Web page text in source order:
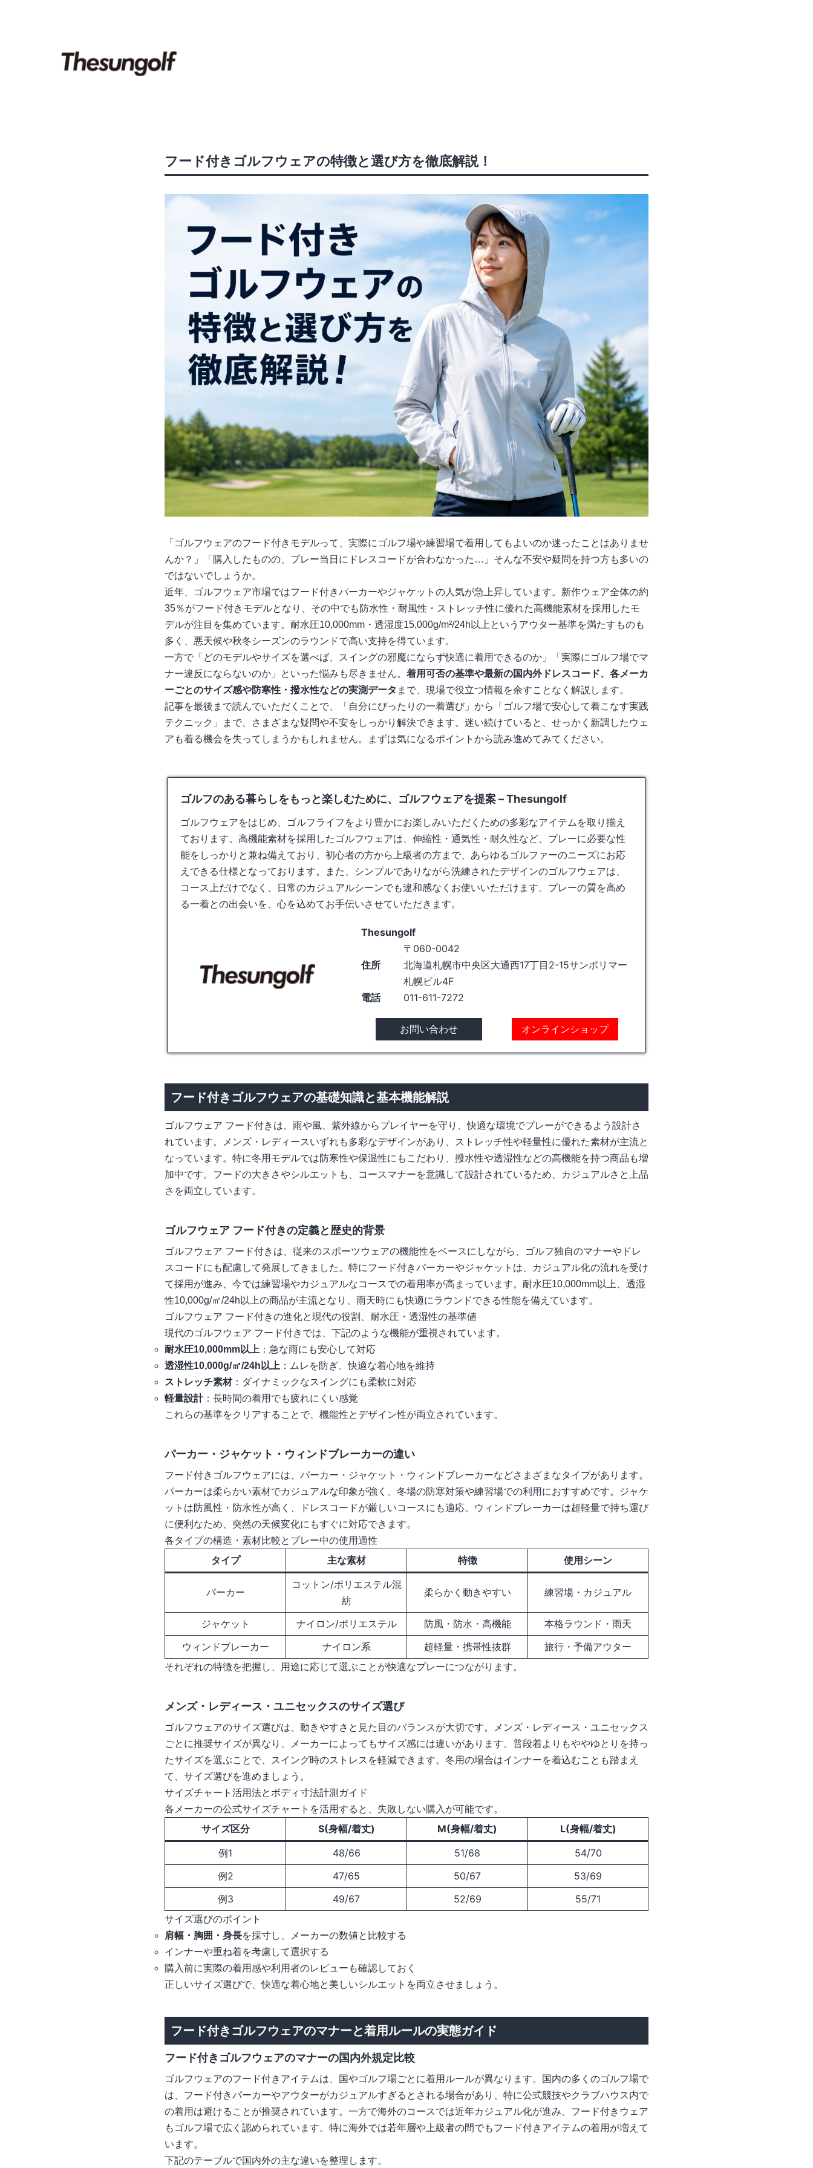
フード付きゴルフウェアの特徴と選び方を徹底解説！
「ゴルフウェアのフード付きモデルって、実際にゴルフ場や練習場で着用してもよいのか迷ったことはありませ
んか？」「購入したものの、プレー当日にドレスコードが合わなかった…」そんな不安や疑問を持つ方も多いの
ではないでしょうか。
近年、ゴルフウェア市場ではフード付きパーカーやジャケットの人気が急上昇しています。新作ウェア全体の約
35％がフード付きモデルとなり、その中でも防水性・耐風性・ストレッチ性に優れた高機能素材を採用したモ
デルが注目を集めています。耐水圧10,000mm・透湿度15,000g/m²/24h以上というアウター基準を満たすものも
多く、悪天候や秋冬シーズンのラウンドで高い支持を得ています。
一方で「どのモデルやサイズを選べば、スイングの邪魔にならず快適に着用できるのか」「実際にゴルフ場でマ
ナー違反にならないのか」といった悩みも尽きません。 着用可否の基準や最新の国内外ドレスコード、各メーカ
ーごとのサイズ感や防寒性・撥水性などの実測データ まで、現場で役立つ情報を余すことなく解説します。
記事を最後まで読んでいただくことで、「自分にぴったりの一着選び」から「ゴルフ場で安心して着こなす実践
テクニック」まで、さまざまな疑問や不安をしっかり解決できます。迷い続けていると、せっかく新調したウェ
アも着る機会を失ってしまうかもしれません。まずは気になるポイントから読み進めてみてください。
ゴルフのある暮らしをもっと楽しむために、ゴルフウェアを提案 – Thesungolf
ゴルフウェアをはじめ、ゴルフライフをより豊かにお楽しみいただくための多彩なアイテムを取り揃え
ております。高機能素材を採用したゴルフウェアは、伸縮性・通気性・耐久性など、プレーに必要な性
能をしっかりと兼ね備えており、初心者の方から上級者の方まで、あらゆるゴルファーのニーズにお応
えできる仕様となっております。また、シンプルでありながら洗練されたデザインのゴルフウェアは、
コース上だけでなく、日常のカジュアルシーンでも違和感なくお使いいただけます。プレーの質を高め
る一着との出会いを、心を込めてお手伝いさせていただきます。
Thesungolf
住所
〒060-0042
北海道札幌市中央区大通西17丁目2-15サンポリマー
札幌ビル4F
電話
011-611-7272
お問い合わせ オンラインショップ
フード付きゴルフウェアの基礎知識と基本機能解説
ゴルフウェア フード付きは、雨や風、紫外線からプレイヤーを守り、快適な環境でプレーができるよう設計さ
れています。メンズ・レディースいずれも多彩なデザインがあり、ストレッチ性や軽量性に優れた素材が主流と
なっています。特に冬用モデルでは防寒性や保温性にもこだわり、撥水性や透湿性などの高機能を持つ商品も増
加中です。フードの大きさやシルエットも、コースマナーを意識して設計されているため、カジュアルさと上品
さを両立しています。
ゴルフウェア フード付きの定義と歴史的背景
ゴルフウェア フード付きは、従来のスポーツウェアの機能性をベースにしながら、ゴルフ独自のマナーやドレ
スコードにも配慮して発展してきました。特にフード付きパーカーやジャケットは、カジュアル化の流れを受け
て採用が進み、今では練習場やカジュアルなコースでの着用率が高まっています。耐水圧10,000mm以上、透湿
性10,000g/㎡/24h以上の商品が主流となり、雨天時にも快適にラウンドできる性能を備えています。
ゴルフウェア フード付きの進化と現代の役割、耐水圧・透湿性の基準値
現代のゴルフウェア フード付きでは、下記のような機能が重視されています。
耐水圧10,000mm以上 ：急な雨にも安心して対応
透湿性10,000g/㎡/24h以上 ：ムレを防ぎ、快適な着心地を維持
ストレッチ素材：ダイナミックなスイングにも柔軟に対応
軽量設計：長時間の着用でも疲れにくい感覚
これらの基準をクリアすることで、機能性とデザイン性が両立されています。
パーカー・ジャケット・ウィンドブレーカーの違い
フード付きゴルフウェアには、パーカー・ジャケット・ウィンドブレーカーなどさまざまなタイプがあります。
パーカーは柔らかい素材でカジュアルな印象が強く、冬場の防寒対策や練習場での利用におすすめです。ジャケ
ットは防風性・防水性が高く、ドレスコードが厳しいコースにも適応。ウィンドブレーカーは超軽量で持ち運び
に便利なため、突然の天候変化にもすぐに対応できます。
各タイプの構造・素材比較とプレー中の使用適性
タイプ 主な素材 特徴 使用シーン
パーカー
コットン/ポリエステル混
紡
柔らかく動きやすい 練習場・カジュアル
ジャケット ナイロン/ポリエステル 防風・防水・高機能
本格ラウンド・雨天
ウィンドブレーカー
ナイロン系 超軽量・携帯性抜群 旅行・予備アウター
それぞれの特徴を把握し、用途に応じて選ぶことが快適なプレーにつながります。
メンズ・レディース・ユニセックスのサイズ選び
ゴルフウェアのサイズ選びは、動きやすさと見た目のバランスが大切です。メンズ・レディース・ユニセックス
ごとに推奨サイズが異なり、メーカーによってもサイズ感には違いがあります。普段着よりもややゆとりを持っ
たサイズを選ぶことで、スイング時のストレスを軽減できます。冬用の場合はインナーを着込むことも踏まえ
て、サイズ選びを進めましょう。
サイズチャート活用法とボディ寸法計測ガイド
各メーカーの公式サイズチャートを活用すると、失敗しない購入が可能です。
サイズ区分 S(身幅/着丈) M(身幅/着丈)
L(身幅/着丈)
例1
48/66 51/68
54/70
例2
47/65 50/67
53/69
例3
49/67 52/69 55/71
サイズ選びのポイント
肩幅・胸囲・身長を採寸し、メーカーの数値と比較する
インナーや重ね着を考慮して選択する
購入前に実際の着用感や利用者のレビューも確認しておく
正しいサイズ選びで、快適な着心地と美しいシルエットを両立させましょう。
フード付きゴルフウェアのマナーと着用ルールの実態ガイド
フード付きゴルフウェアのマナーの国内外規定比較
ゴルフウェアのフード付きアイテムは、国やゴルフ場ごとに着用ルールが異なります。国内の多くのゴルフ場で
は、フード付きパーカーやアウターがカジュアルすぎるとされる場合があり、特に公式競技やクラブハウス内で
の着用は避けることが推奨されています。一方で海外のコースでは近年カジュアル化が進み、フード付きウェア
もゴルフ場で広く認められています。特に海外では若年層や上級者の間でもフード付きアイテムの着用が増えて
います。
下記のテーブルで国内外の主な違いを整理します。